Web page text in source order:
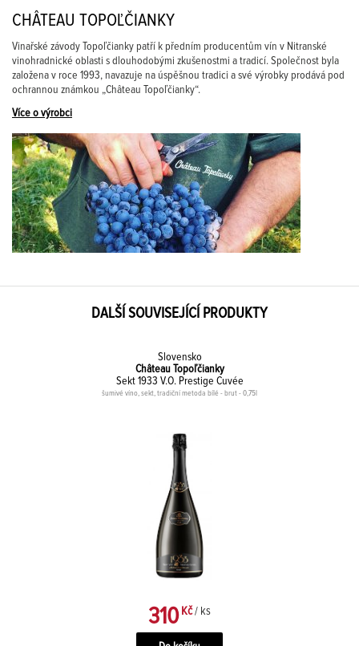
CHÂTEAU TOPOĽČIANKY
Vinařské závody Topoľčianky patří k předním producentům vín v Nitranské
vinohradnické oblasti s dlouhodobými zkušenostmi a tradicí. Společnost byla
založena v roce 1993, navazuje na úspěšnou tradici a své výrobky prodává pod
ochrannou známkou „Château Topoľčianky“.
Více o výrobci
DALŠÍ SOUVISEJÍCÍ PRODUKTY
Slovensko
Château Topoľčianky
Sekt 1933 V.O. Prestige Cuvée
šumivé víno, sekt, tradiční metoda bílé - brut - 0,75l
310Kč / ks